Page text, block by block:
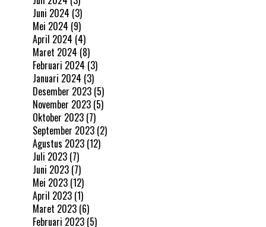
Juni 2024 (3)
Mei 2024 (9)
April 2024 (4)
Maret 2024 (8)
Februari 2024 (3)
Januari 2024 (3)
Desember 2023 (5)
November 2023 (5)
Oktober 2023 (7)
September 2023 (2)
Agustus 2023 (12)
Juli 2023 (7)
Juni 2023 (7)
Mei 2023 (12)
April 2023 (1)
Maret 2023 (6)
Februari 2023 (5)